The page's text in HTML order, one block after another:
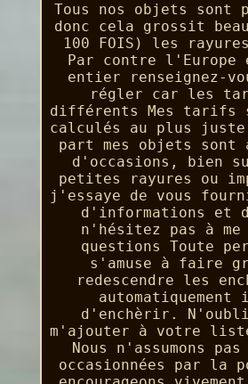
Tous nos objets sont
donc cela grossit
100 FOIS) les
Par contre l'Europe
entier renseignez-
régler car les
différents Mes tarifs
calculés au plus
part mes objets sont
d'occasions, bien
petites rayures ou
j'essaye de vous
d'informations et
n'hésitez pas à me
questions Toute
s'amuse à faire
redescendre les
d'enchèrir.
m'ajouter à votre
Nous n'assumons
occasionnées par la